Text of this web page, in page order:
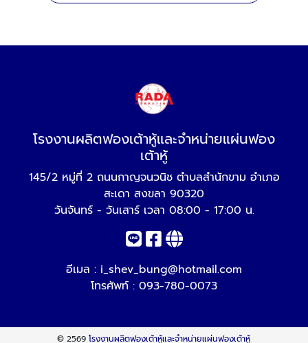
โรงงานผลิตฟองเต้าหู้และจำหน่ายแผ่นฟอง
เต้าหู้
145/2 หมู่ที่ 2 ถนนกาญจนวนิช ตำบลสำนักขาม อำเภอ
สะเดา สงขลา 90320
วันจันทร์ - วันเสาร์ เวลา 08:00 - 17:00 น.
อีเมล : i_shev_bung@hotmail.com
โทรศัพท์ : 093-780-0073
© 2569โรงงานผลิตฟองเต้าหู้และจำหน่ายแผ่นฟองเต้าหู้